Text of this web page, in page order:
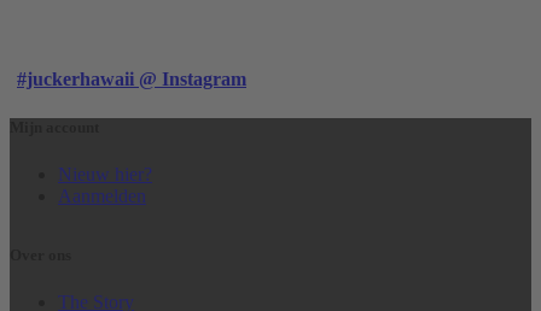
#juckerhawaii @ Instagram
Nieuw hier?
Aanmelden
The Story